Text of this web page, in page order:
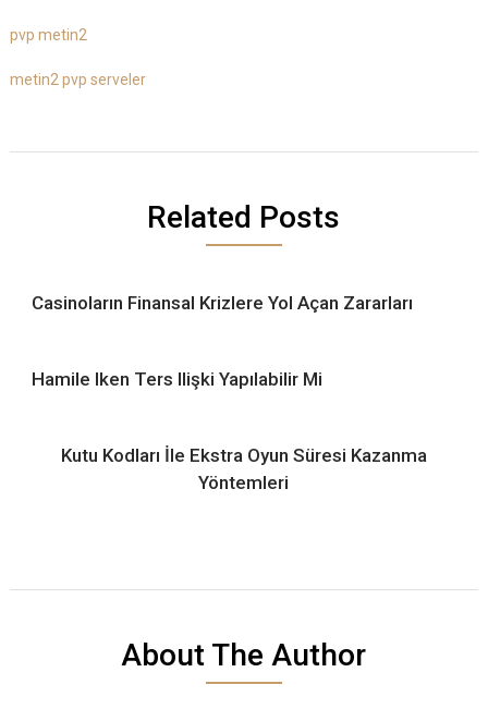
pvp metin2
metin2 pvp serveler
Related Posts
Casinoların Finansal Krizlere Yol Açan Zararları
Hamile Iken Ters Ilişki Yapılabilir Mi
Kutu Kodları İle Ekstra Oyun Süresi Kazanma
Yöntemleri
About The Author